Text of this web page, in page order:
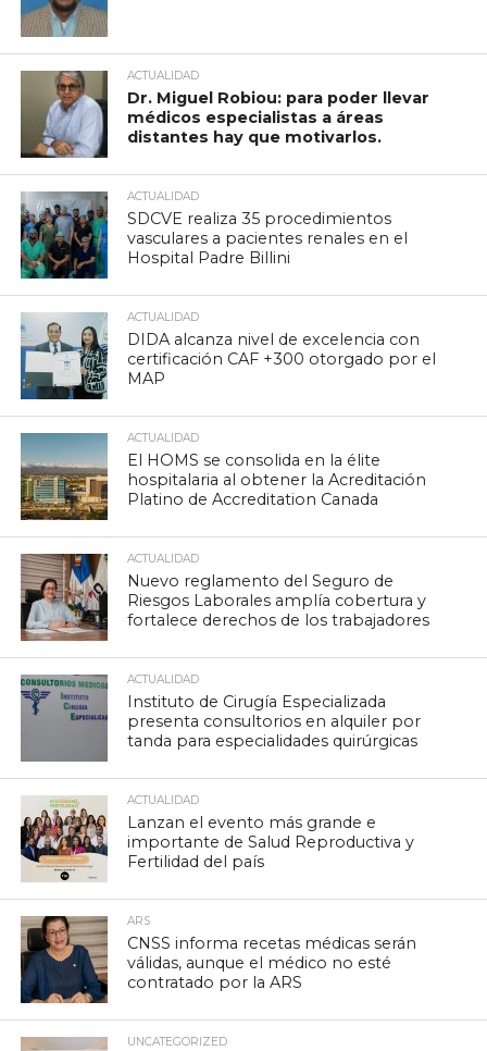
ACTUALIDAD
Dr. Miguel Robiou: para poder llevar
médicos especialistas a áreas
distantes hay que motivarlos.
ACTUALIDAD
SDCVE realiza 35 procedimientos
vasculares a pacientes renales en el
Hospital Padre Billini
ACTUALIDAD
DIDA alcanza nivel de excelencia con
certificación CAF +300 otorgado por el
MAP
ACTUALIDAD
El HOMS se consolida en la élite
hospitalaria al obtener la Acreditación
Platino de Accreditation Canada
ACTUALIDAD
Nuevo reglamento del Seguro de
Riesgos Laborales amplía cobertura y
fortalece derechos de los trabajadores
ACTUALIDAD
Instituto de Cirugía Especializada
presenta consultorios en alquiler por
tanda para especialidades quirúrgicas
ACTUALIDAD
Lanzan el evento más grande e
importante de Salud Reproductiva y
Fertilidad del país
ARS
CNSS informa recetas médicas serán
válidas, aunque el médico no esté
contratado por la ARS
UNCATEGORIZED